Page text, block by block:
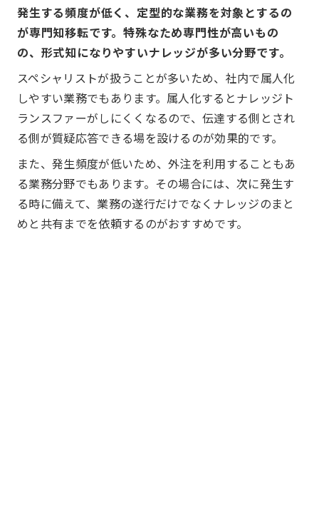
発生する頻度が低く、定型的な業務を対象とするの
が専門知移転です。特殊なため専門性が高いもの
の、形式知になりやすいナレッジが多い分野です。
スペシャリストが扱うことが多いため、社内で属人化
しやすい業務でもあります。属人化するとナレッジト
ランスファーがしにくくなるので、伝達する側とされ
る側が質疑応答できる場を設けるのが効果的です。
また、発生頻度が低いため、外注を利用することもあ
る業務分野でもあります。その場合には、次に発生す
る時に備えて、業務の遂行だけでなくナレッジのまと
めと共有までを依頼するのがおすすめです。